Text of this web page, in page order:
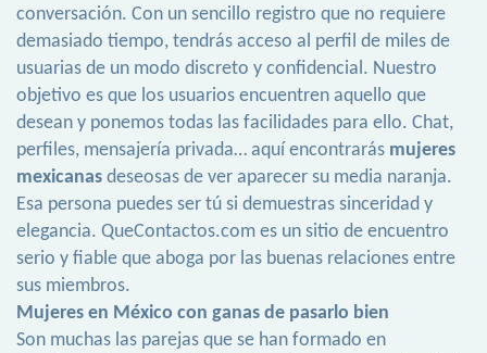
conversación. Con un sencillo registro que no requiere
demasiado tiempo, tendrás acceso al perfil de miles de
usuarias de un modo discreto y confidencial. Nuestro
objetivo es que los usuarios encuentren aquello que
desean y ponemos todas las facilidades para ello. Chat,
perfiles, mensajería privada… aquí encontrarás mujeres
mexicanas deseosas de ver aparecer su media naranja.
Esa persona puedes ser tú si demuestras sinceridad y
elegancia. QueContactos.com es un sitio de encuentro
serio y fiable que aboga por las buenas relaciones entre
sus miembros.
Mujeres en México con ganas de pasarlo bien
Son muchas las parejas que se han formado en